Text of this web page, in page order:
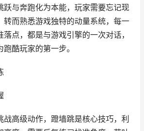
跃与奔跑化为本能，玩家需要忘记现
转而熟悉游戏独特的动量系统，每一
点，都是与游戏引擎的一次对话，
酷玩家的第一步。
战高级动作，蹬墙跳是核心技巧，利